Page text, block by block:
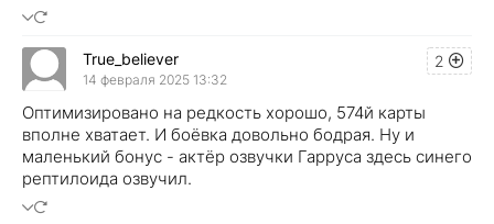
2
True_believer
14 февраля 2025 13:32
Оптимизировано на редкость хорошо, 574й карты
вполне хватает. И боёвка довольно бодрая. Ну и
маленький бонус - актёр озвучки Гарруса здесь синего
рептилоида озвучил.